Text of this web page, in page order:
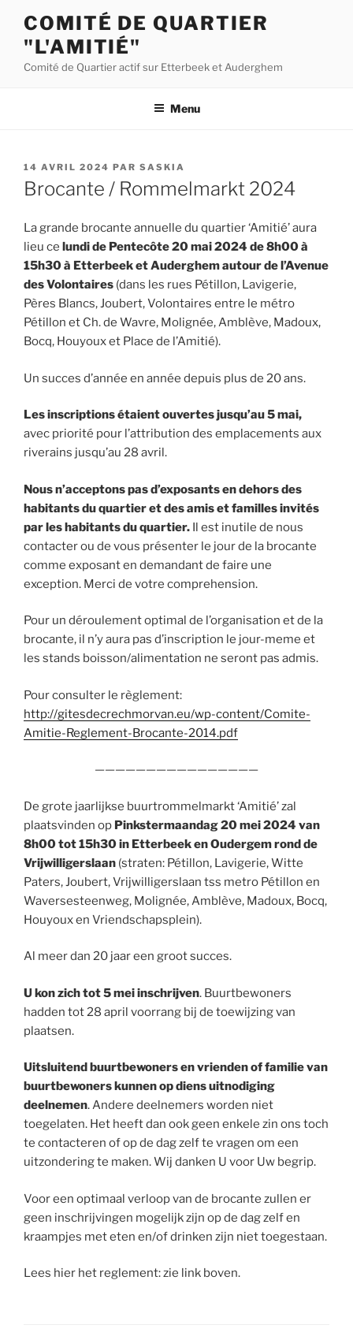
contenu
principal
COMITÉ DE QUARTIER
"L'AMITIÉ"
Comité de Quartier actif sur Etterbeek et Auderghem
Menu
PUBLIÉ
LE
14 AVRIL 2024 PAR SASKIA
Brocante / Rommelmarkt 2024
La grande brocante annuelle du quartier ‘Amitié’ aura
lieu ce lundi de Pentecôte 20 mai 2024 de 8h00 à
15h30 à Etterbeek et Auderghemautour de l’Avenue
des Volontaires (dans les rues Pétillon, Lavigerie,
Pères Blancs, Joubert, Volontaires entre le métro
Pétillon et Ch. de Wavre, Molignée, Amblève, Madoux,
Bocq, Houyoux et Place de l’Amitié).
Un succes d’année en année depuis plus de 20 ans.
Lesinscriptions étaient ouvertes jusqu’au 5 mai,
avec priorité pour l’attribution des emplacements aux
riverains jusqu’au 28 avril.
Nous n’acceptons pas d’exposants en dehors des
habitants du quartier et des amis et familles invités
par les habitants du quartier. Il est inutile de nous
contacter ou de vous présenter le jour de la brocante
comme exposant en demandant de faire une
exception. Merci de votre comprehension.
Pour un déroulement optimal de l’organisation et de la
brocante, il n’y aura pas d’inscription le jour-meme et
les stands boisson/alimentation ne seront pas admis.
Pour consulter le règlement:
http://gitesdecrechmorvan.eu/wp-content/Comite-
Amitie-Reglement-Brocante-2014.pdf
————————————————
De grote jaarlijkse buurtrommelmarkt ‘Amitié’ zal
plaatsvinden op Pinkstermaandag20 mei 2024 van
8h00 tot 15h30 in Etterbeek en Oudergemrond de
Vrijwilligerslaan (straten: Pétillon, Lavigerie, Witte
Paters, Joubert, Vrijwilligerslaan tss metro Pétillon en
Waversesteenweg, Molignée, Amblève, Madoux, Bocq,
Houyoux en Vriendschapsplein).
Al meer dan 20 jaar een groot succes.
U kon zich tot 5 mei inschrijven. Buurtbewoners
hadden tot 28 april voorrang bij de toewijzing van
plaatsen.
Uitsluitend buurtbewoners en vrienden of familie van
buurtbewoners kunnen op diens uitnodiging
deelnemen. Andere deelnemers worden niet
toegelaten. Het heeft dan ook geen enkele zin ons toch
te contacteren of op de dag zelf te vragen om een
uitzondering te maken. Wij danken U voor Uw begrip.
Voor een optimaal verloop van de brocante zullen er
geen inschrijvingen mogelijk zijn op de dag zelf en
kraampjes met eten en/of drinken zijn niet toegestaan.
Lees hier het reglement: zie link boven.